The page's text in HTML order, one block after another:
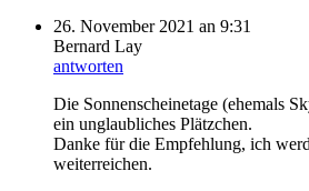
26. November 2021 an 9:31
Bernard Lay
antworten
Die Sonnenscheinetage (ehemals
ein unglaubliches Plätzchen.
Danke für die Empfehlung, ich
weiterreichen.